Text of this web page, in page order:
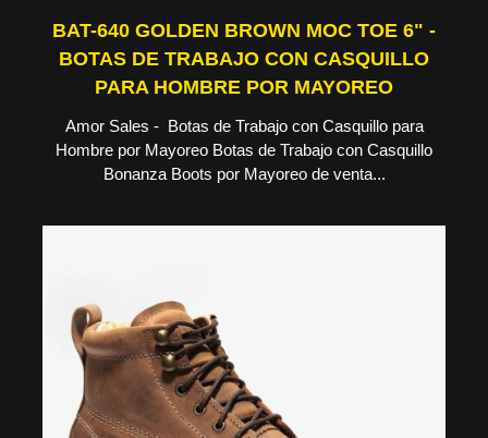
BAT-640 GOLDEN BROWN MOC TOE 6" -
BOTAS DE TRABAJO CON CASQUILLO
PARA HOMBRE POR MAYOREO
Amor Sales - Botas de Trabajo con Casquillo para
Hombre por Mayoreo Botas de Trabajo con Casquillo
Bonanza Boots por Mayoreo de venta...